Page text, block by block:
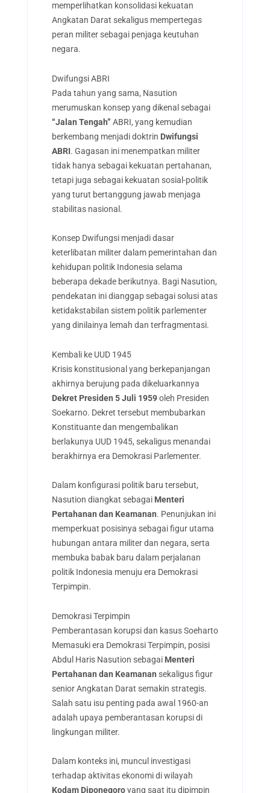
memperlihatkan konsolidasi kekuatan
Angkatan Darat sekaligus mempertegas
peran militer sebagai penjaga keutuhan
negara.
Dwifungsi ABRI
Pada tahun yang sama, Nasution
merumuskan konsep yang dikenal sebagai
“Jalan Tengah” ABRI, yang kemudian
berkembang menjadi doktrin Dwifungsi
ABRI. Gagasan ini menempatkan militer
tidak hanya sebagai kekuatan pertahanan,
tetapi juga sebagai kekuatan sosial-politik
yang turut bertanggung jawab menjaga
stabilitas nasional.
Konsep Dwifungsi menjadi dasar
keterlibatan militer dalam pemerintahan dan
kehidupan politik Indonesia selama
beberapa dekade berikutnya. Bagi Nasution,
pendekatan ini dianggap sebagai solusi atas
ketidakstabilan sistem politik parlementer
yang dinilainya lemah dan terfragmentasi.
Kembali ke UUD 1945
Krisis konstitusional yang berkepanjangan
akhirnya berujung pada dikeluarkannya
Dekret Presiden 5 Juli 1959oleh Presiden
Soekarno. Dekret tersebut membubarkan
Konstituante dan mengembalikan
berlakunya UUD 1945, sekaligus menandai
berakhirnya era Demokrasi Parlementer.
Dalam konfigurasi politik baru tersebut,
Nasution diangkat sebagai Menteri
Pertahanan dan Keamanan. Penunjukan ini
memperkuat posisinya sebagai figur utama
hubungan antara militer dan negara, serta
membuka babak baru dalam perjalanan
politik Indonesia menuju era Demokrasi
Terpimpin.
Demokrasi Terpimpin
Pemberantasan korupsi dan kasus Soeharto
Memasuki era Demokrasi Terpimpin, posisi
Abdul Haris Nasution sebagai Menteri
Pertahanan dan Keamanan sekaligus figur
senior Angkatan Darat semakin strategis.
Salah satu isu penting pada awal 1960-an
adalah upaya pemberantasan korupsi di
lingkungan militer.
Dalam konteks ini, muncul investigasi
terhadap aktivitas ekonomi di wilayah
Kodam Diponegoroyang saat itu dipimpin